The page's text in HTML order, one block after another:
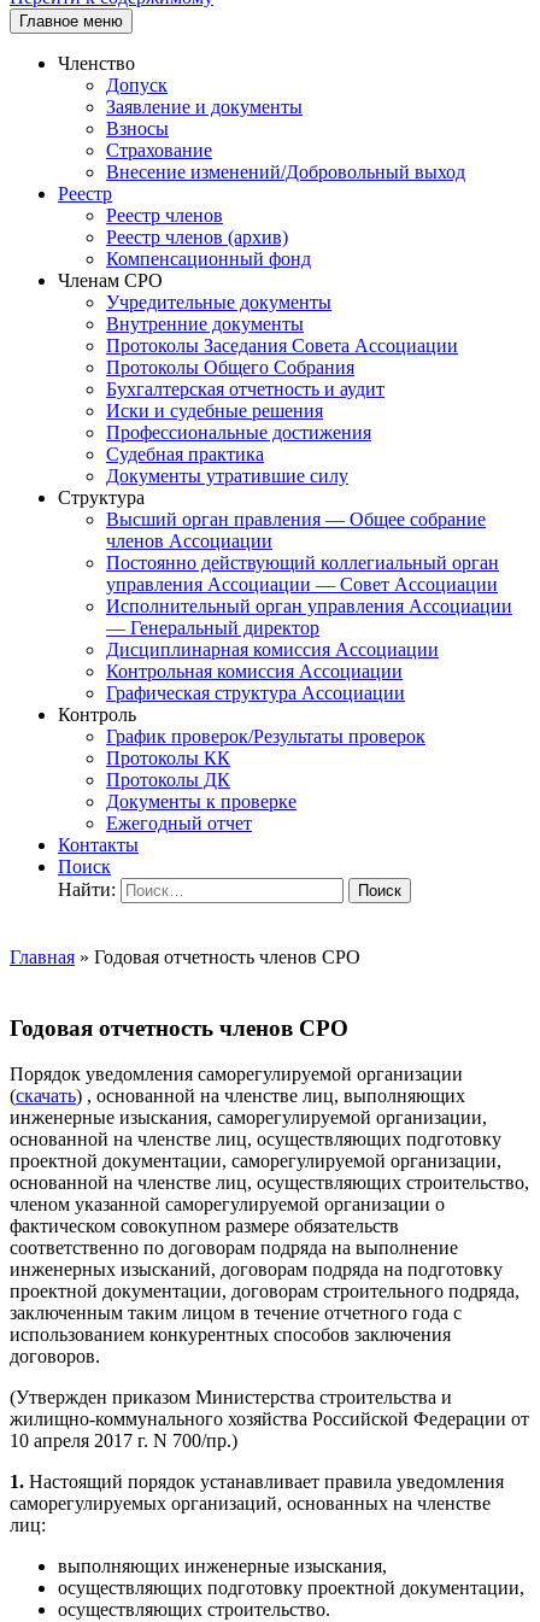
Главное меню
Членство
Допуск
Заявление и документы
Взносы
Страхование
Внесение изменений/Добровольный выход
Реестр
Реестр членов
Реестр членов (архив)
Компенсационный фонд
Членам СРО
Учредительные документы
Внутренние документы
Протоколы Заседания Совета Ассоциации
Протоколы Общего Собрания
Бухгалтерская отчетность и аудит
Иски и судебные решения
Профессиональные достижения
Судебная практика
Документы утратившие силу
Структура
Высший орган правления — Общее собрание
членов Ассоциации
Постоянно действующий коллегиальный орган
управления Ассоциации — Совет Ассоциации
Исполнительный орган управления Ассоциации
— Генеральный директор
Дисциплинарная комиссия Ассоциации
Контрольная комиссия Ассоциации
Графическая структура Ассоциации
Контроль
График проверок/Результаты проверок
Протоколы КК
Протоколы ДК
Документы к проверке
Ежегодный отчет
Контакты
Поиск
Найти:
Главная » Годовая отчетность членов СРО
Годовая отчетность членов СРО
Порядок уведомления саморегулируемой организации
(скачать) , основанной на членстве лиц, выполняющих
инженерные изыскания, саморегулируемой организации,
основанной на членстве лиц, осуществляющих подготовку
проектной документации, саморегулируемой организации,
основанной на членстве лиц, осуществляющих строительство,
членом указанной саморегулируемой организации о
фактическом совокупном размере обязательств
соответственно по договорам подряда на выполнение
инженерных изысканий, договорам подряда на подготовку
проектной документации, договорам строительного подряда,
заключенным таким лицом в течение отчетного года с
использованием конкурентных способов заключения
договоров.
(Утвержден приказом Министерства строительства и
жилищно-коммунального хозяйства Российской Федерации от
10 апреля 2017 г. N 700/пр.)
1. Настоящий порядок устанавливает правила уведомления
саморегулируемых организаций, основанных на членстве
лиц:
выполняющих инженерные изыскания,
осуществляющих подготовку проектной документации,
осуществляющих строительство.